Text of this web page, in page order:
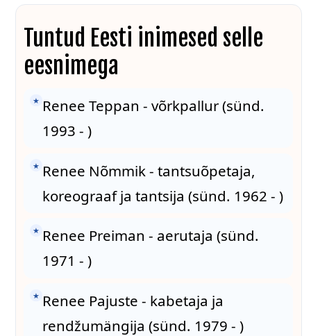
Tuntud Eesti inimesed selle
eesnimega
★ Renee Teppan - võrkpallur (sünd.
1993 - )
★ Renee Nõmmik - tantsuõpetaja,
koreograaf ja tantsija (sünd. 1962 - )
★ Renee Preiman - aerutaja (sünd.
1971 - )
★ Renee Pajuste - kabetaja ja
rendžumängija (sünd. 1979 - )